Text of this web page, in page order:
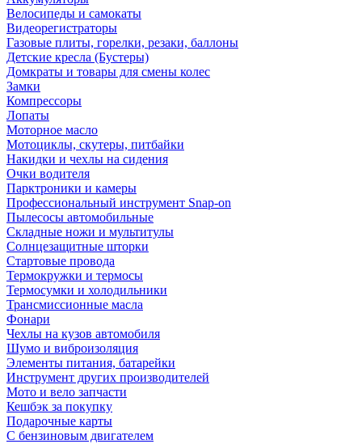
Велосипеды и самокаты
Видеорегистраторы
Газовые плиты, горелки, резаки, баллоны
Детские кресла (Бустеры)
Домкраты и товары для смены колес
Замки
Компрессоры
Лопаты
Моторное масло
Мотоциклы, скутеры, питбайки
Накидки и чехлы на сидения
Очки водителя
Парктроники и камеры
Профессиональный инструмент Snap-on
Пылесосы автомобильные
Складные ножи и мультитулы
Солнцезащитные шторки
Стартовые провода
Термокружки и термосы
Термосумки и холодильники
Трансмиссионные масла
Фонари
Чехлы на кузов автомобиля
Шумо и виброизоляция
Элементы питания, батарейки
Инструмент других производителей
Мото и вело запчасти
Кешбэк за покупку
Подарочные карты
С бензиновым двигателем